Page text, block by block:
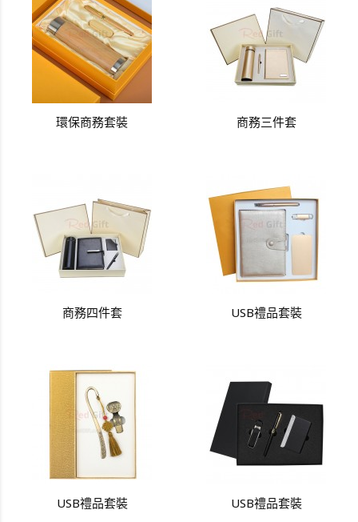
環保商務套裝 商務三件套
商務四件套 USB禮品套裝
USB禮品套裝 USB禮品套裝